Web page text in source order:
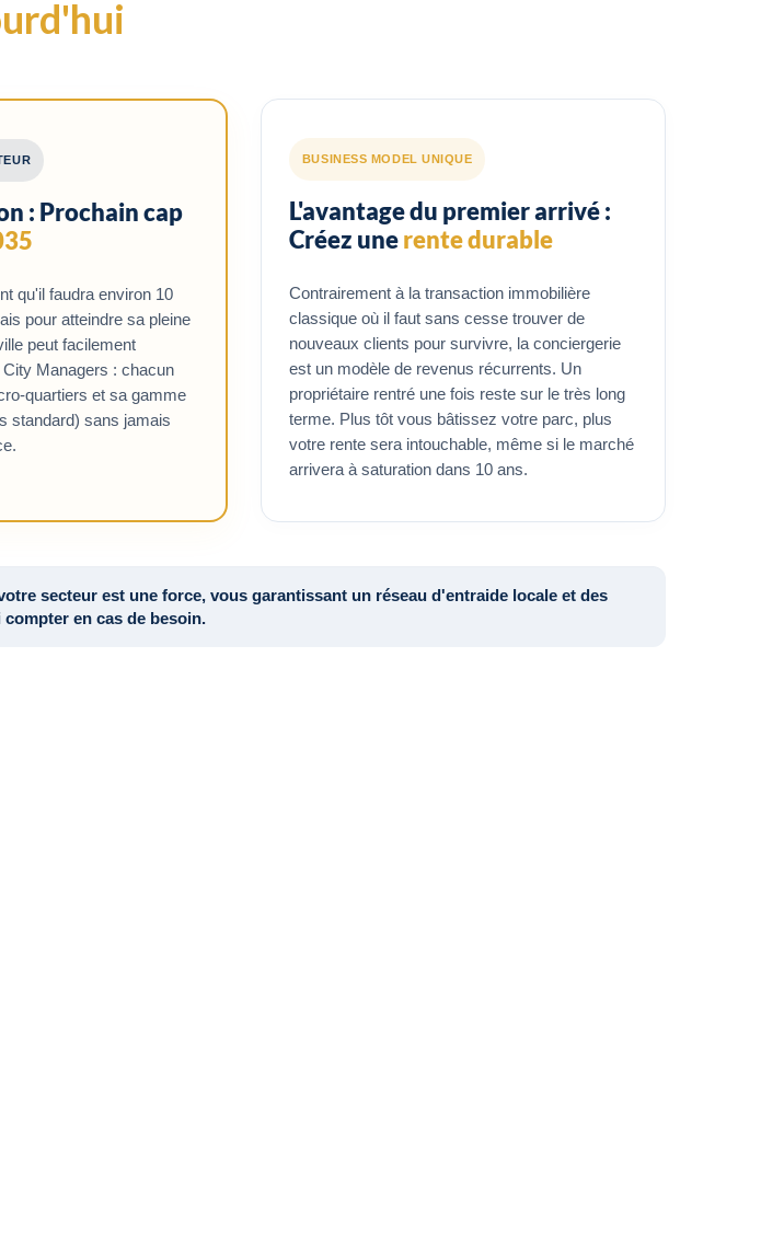
: Prochain cap
qu'il faudra environ 10
pour atteindre sa pleine
peut facilement
Managers : chacun
quartiers et sa gamme
standard) sans jamais
BUSINESS MODEL UNIQUE
L'avantage du premier arrivé :
Créez unerente durable
Contrairement à la transaction immobilière
classique où il faut sans cesse trouver de
nouveaux clients pour survivre, la conciergerie
est un modèle de revenus récurrents. Un
propriétaire rentré une fois reste sur le très long
terme. Plus tôt vous bâtissez votre parc, plus
votre rente sera intouchable, même si le marché
arrivera à saturation dans 10 ans.
secteur est une force, vous garantissant un réseau d'entraide locale et des
en cas de besoin.